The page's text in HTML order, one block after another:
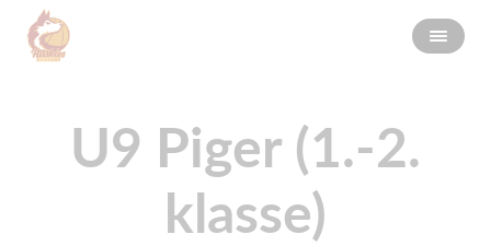
U9 Piger (1.-2.
klasse)